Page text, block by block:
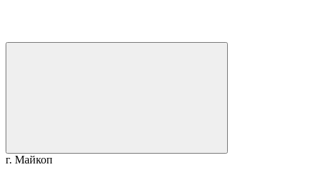
г. Майкоп